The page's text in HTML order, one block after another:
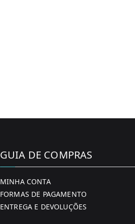
GUIA DE COMPRAS
MINHA CONTA
FORMAS DE PAGAMENTO
ENTREGA E DEVOLUÇÕES